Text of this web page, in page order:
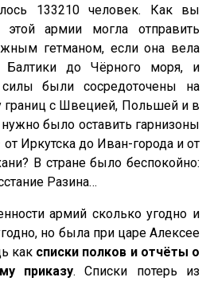
133210 человек. Как вы
армии могла отправить
гетманом, если она вела
Балтики до Чёрного моря, и
были сосредоточены на
границ с Швецией, Польшей и в
было оставить гарнизоны
Иркутска до Иван-города и от
В стране было беспокойно:
Разина…
армий сколько угодно и
но была при царе Алексее
как списки полков и отчёты о
приказу. Списки потерь из